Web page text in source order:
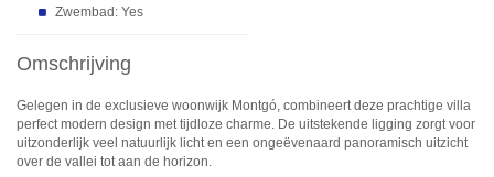
Zwembad: Yes
Omschrijving
Gelegen in de exclusieve woonwijk Montgó, combineert deze prachtige villa
perfect modern design met tijdloze charme. De uitstekende ligging zorgt voor
uitzonderlijk veel natuurlijk licht en een ongeëvenaard panoramisch uitzicht
over de vallei tot aan de horizon.